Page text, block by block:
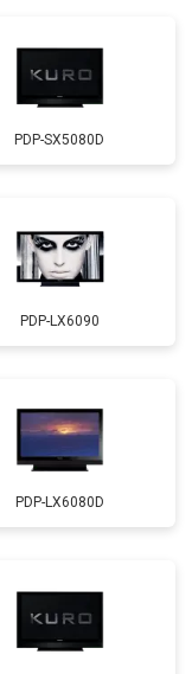
PDP-SX5080D
PDP-LX6090
PDP-LX6080D